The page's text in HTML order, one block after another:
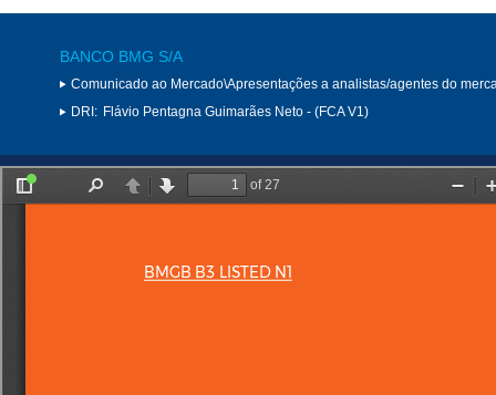
BANCO BMG S/A
Comunicado ao Mercado\Apresentações a analistas/agentes do
DRI: Flávio Pentagna Guimarães Neto - (FCA V1)